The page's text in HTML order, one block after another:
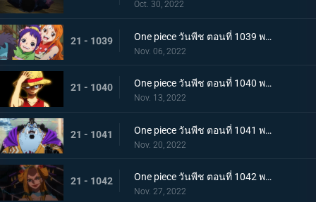
Oct. 30, 2022
21 - 1039 One piece วันพีช ตอนที่ 1039 พากย์ไทย พวกพ้องเพิ่มพรวด กลุ่มหมวกฟางโต้กลับ
Nov. 06, 2022
21 - 1040 One piece วันพีช ตอนที่ 1040 พากย์ไทย ความภาคภูมิใจของนายท้าย จินเบเดือดจัด!
Nov. 13, 2022
21 - 1041 One piece วันพีช ตอนที่ 1041 พากย์ไทย ยอดศึกตัดสินสัตว์ประหลาด! ยามาโตะกับแฟรงกี้
Nov. 20, 2022
21 - 1042 One piece วันพีช ตอนที่ 1042 พากย์ไทย กับดักของผู้ล่า การยั่วยวนของแบล็คมาเรีย
Nov. 27, 2022